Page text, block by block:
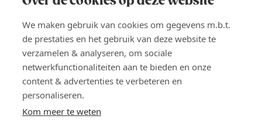
We maken gebruik van cookies om gegevens m.b.t.
de prestaties en het gebruik van deze website te
verzamelen & analyseren, om sociale
netwerkfunctionaliteiten aan te bieden en onze
content & advertenties te verbeteren en
personaliseren.
Kom meer te weten
EN